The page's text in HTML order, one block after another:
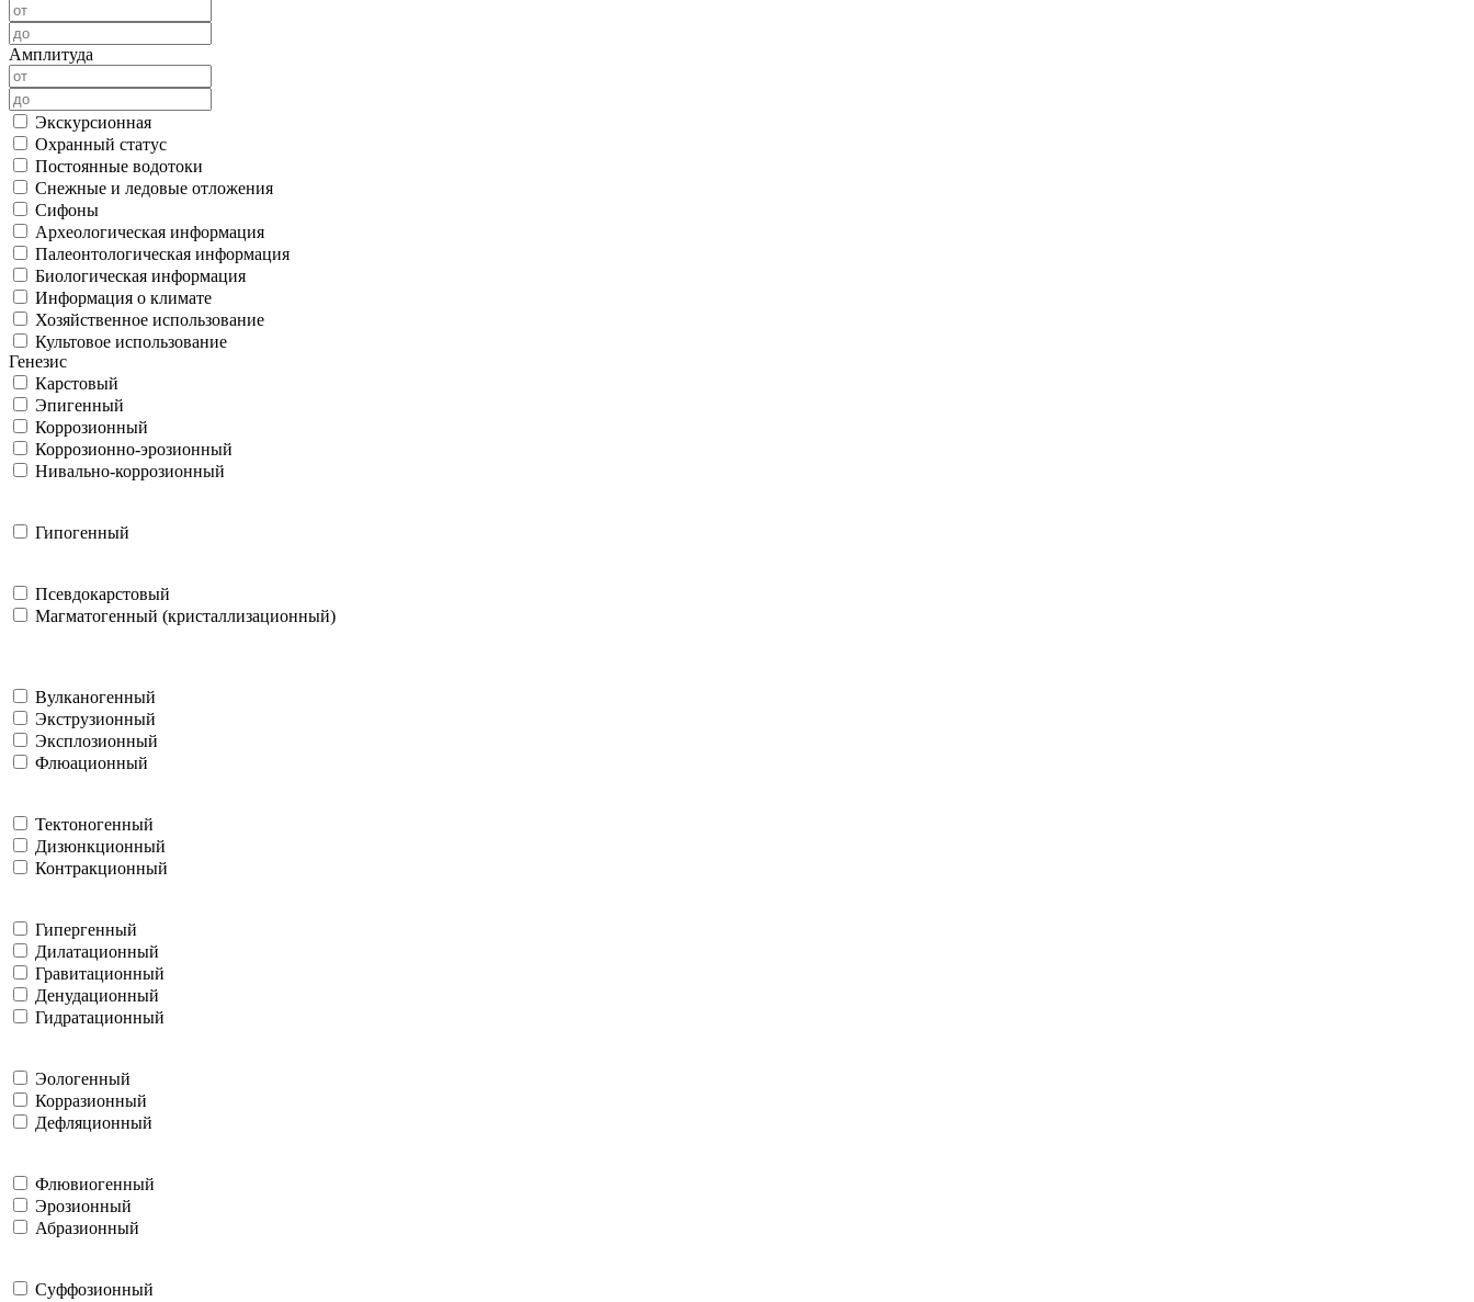
Амплитуда
Экскурсионная
Охранный статус
Постоянные водотоки
Снежные и ледовые отложения
Сифоны
Археологическая информация
Палеонтологическая информация
Биологическая информация
Информация о климате
Хозяйственное использование
Культовое использование
Генезис
Карстовый
Эпигенный
Коррозионный
Коррозионно-эрозионный
Нивально-коррозионный
Гипогенный
Псевдокарстовый
Магматогенный (кристаллизационный)
Вулканогенный
Экструзионный
Эксплозионный
Флюационный
Тектоногенный
Дизюнкционный
Контракционный
Гипергенный
Дилатационный
Гравитационный
Денудационный
Гидратационный
Эологенный
Корразионный
Дефляционный
Флювиогенный
Эрозионный
Абразионный
Суффозионный